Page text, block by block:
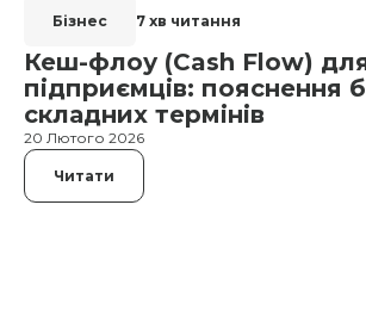
Бізнес 7 хв читання
Кеш-флоу (Cash Flow)
підприємців: пояснення
складних термінів
20 Лютого 2026
Читати